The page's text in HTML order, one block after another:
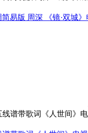
易版 周深 《镜·双城